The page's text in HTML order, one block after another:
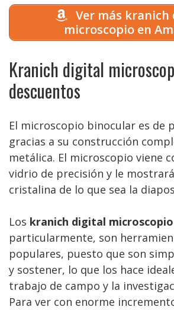
Ver más
microscopio en
Kranich digital
descuentos
El microscopio binocular es de
gracias a su construcción
metálica. El microscopio viene
vidrio de precisión y le
cristalina de lo que sea la
Los kranich digital microscopio
particularmente, son
populares, puesto que son
y sostener, lo que los hace
trabajo de campo y la
Para ver con enorme